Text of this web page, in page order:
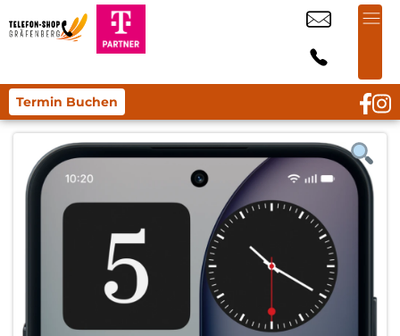
Termin Buchen